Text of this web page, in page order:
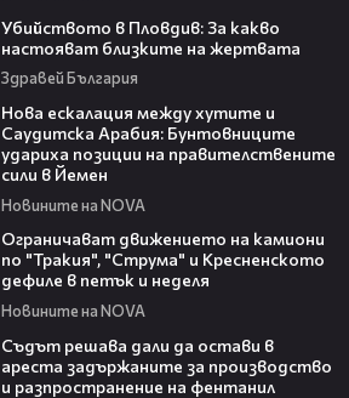
Убийството в Пловдив: За какво
настояват близките на жертвата
Здравей България
Нова ескалация между хутите и
Саудитска Арабия: Бунтовниците
удариха позиции на правителствените
сили в Йемен
Новините на NOVA
Ограничават движението на камиони
по "Тракия", "Струма" и Кресненското
дефиле в петък и неделя
Новините на NOVA
Съдът решава дали да остави в
ареста задържаните за производство
и разпространение на фентанил